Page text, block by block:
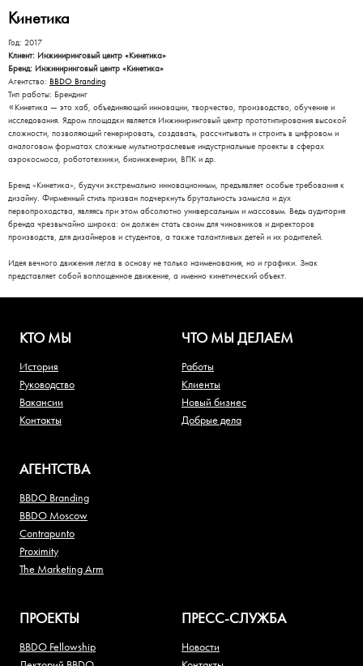
Кинетика
Год: 2017
Клиент: Инжиниринговый центр «Кинетика»
Бренд: Инжиниринговый центр «Кинетика»
Агентство: BBDO Branding
Тип работы: Брендинг
«Кинетика — это хаб, объединяющий инновации, творчество, производство, обучение и
исследования. Ядром площадки является Инжиниринговый центр прототипирования высокой
сложности, позволяющий генерировать, создавать, рассчитывать и строить в цифровом и
аналоговом форматах сложные мультиотраслевые индустриальные проекты в сферах
аэрокосмоса, робототехники, биоинженерии, ВПК и др.
Бренд «Кинетика», будучи экстремально инновационным, предъявляет особые требования к
дизайну. Фирменный стиль призван подчеркнуть брутальность замысла и дух
первопроходства, являясь при этом абсолютно универсальным и массовым. Ведь аудитория
бренда чрезвычайно широка: он должен стать своим для чиновников и директоров
производств, для дизайнеров и студентов, а также талантливых детей и их родителей.
Идея вечного движения легла в основу не только наименования, но и графики. Знак
представляет собой воплощенное движение, а именно кинетический объект.
КТО МЫ
История
Руководство
Вакансии
Контакты
ЧТО МЫ ДЕЛАЕМ
Работы
Клиенты
Новый бизнес
Добрые дела
АГЕНТСТВА
BBDO Branding
BBDO Moscow
Contrapunto
Proximity
The Marketing Arm
ПРОЕКТЫ
BBDO Fellowship
ПРЕСС-СЛУЖБА
Новости